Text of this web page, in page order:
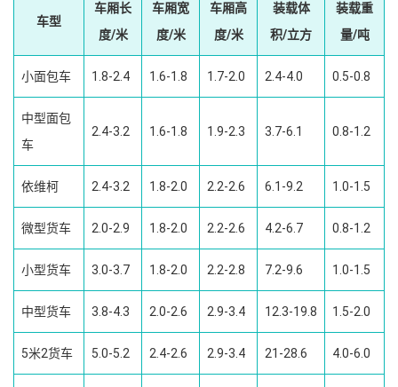
车型
车厢长
度/米
车厢宽
度/米
车厢高
度/米
装载体
积/立方
装载重
量/吨
小面包车 1.8-2.4 1.6-1.8 1.7-2.0 2.4-4.0 0.5-0.8
中型面包
车
2.4-3.2 1.6-1.8 1.9-2.3 3.7-6.1 0.8-1.2
依维柯 2.4-3.2 1.8-2.0 2.2-2.6 6.1-9.2 1.0-1.5
微型货车 2.0-2.9 1.8-2.0 2.2-2.6 4.2-6.7 0.8-1.2
小型货车 3.0-3.7 1.8-2.0 2.2-2.8 7.2-9.6 1.0-1.5
中型货车 3.8-4.3 2.0-2.6 2.9-3.4 12.3-19.8 1.5-2.0
5米2货车 5.0-5.2 2.4-2.6 2.9-3.4 21-28.6 4.0-6.0